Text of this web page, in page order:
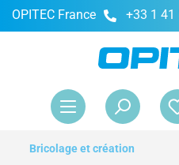
principal
OPITEC France +33 1 41
Bricolage et création